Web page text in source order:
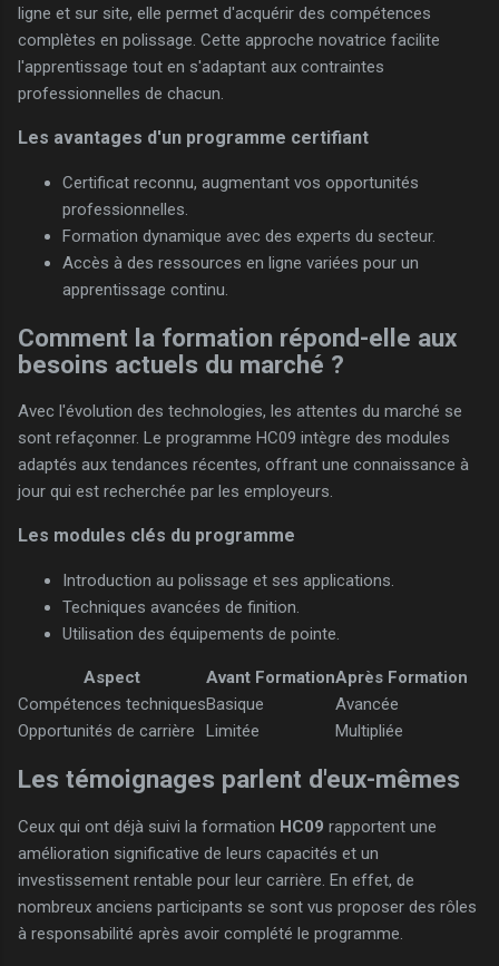
ligne et sur site, elle permet d'acquérir des compétences
complètes en polissage. Cette approche novatrice facilite
l'apprentissage tout en s'adaptant aux contraintes
professionnelles de chacun.
Les avantages d'un programme certifiant
Certificat reconnu, augmentant vos opportunités
professionnelles.
Formation dynamique avec des experts du secteur.
Accès à des ressources en ligne variées pour un
apprentissage continu.
Comment la formation répond-elle aux
besoins actuels du marché ?
Avec l'évolution des technologies, les attentes du marché se
sont refaçonner. Le programme HC09 intègre des modules
adaptés aux tendances récentes, offrant une connaissance à
jour qui est recherchée par les employeurs.
Les modules clés du programme
Introduction au polissage et ses applications.
Techniques avancées de finition.
Utilisation des équipements de pointe.
Aspect Avant FormationAprès Formation
Compétences techniquesBasique
Avancée
Opportunités de carrière
Limitée Multipliée
Les témoignages parlent d'eux-mêmes
Ceux qui ont déjà suivi la formation HC09 rapportent une
amélioration significative de leurs capacités et un
investissement rentable pour leur carrière. En effet, de
nombreux anciens participants se sont vus proposer des rôles
à responsabilité après avoir complété le programme.